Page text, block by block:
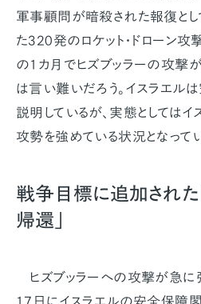
軍事顧問が暗殺された報復と
た320発のロケット・ドローン攻
の1カ月でヒズブッラーの攻撃が
は言い難いだろう。イスラエル
説明しているが、実態としては
攻勢を強めている状況となってい
戦争目標に追加された
帰還」
ヒズブッラーへの攻撃が急に
17日にイスラエルの安全保障